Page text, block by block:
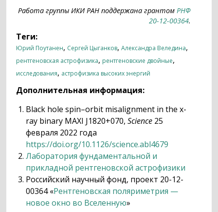
Работа группы ИКИ РАН поддержана грантомРНФ
20-12-00364.
Теги:
Юрий Поутанен, Сергей Цыганков,Александра Веледина,
рентгеновская астрофизика, рентгеновские двойные,
исследования, астрофизика высоких энергий
Дополнительная информация:
Black hole spin–orbit misalignment in the x-
ray binary MAXI J1820+070,Science 25
февраля 2022 года
https://doi.org/10.1126/science.abl4679
Лаборатория фундаментальной и
прикладной рентгеновской астрофизики
Российский научный фонд, проект 20-12-
00364 «Рентгеновская поляриметрия —
новое окно во Вселенную»